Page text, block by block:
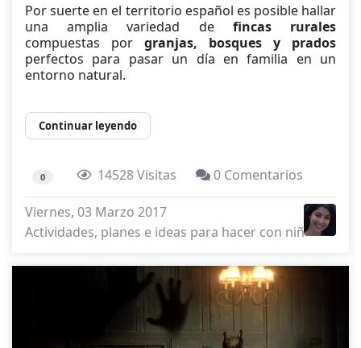
Por suerte en el territorio español es posible hallar
una amplia variedad de fincas rurales
compuestas por granjas, bosques y prados
perfectos para pasar un día en familia en un
entorno natural.
Continuar leyendo
0 14528 Visitas 0 Comentarios
Viernes, 03 Marzo 2017
Actividades, planes e ideas para hacer con niños